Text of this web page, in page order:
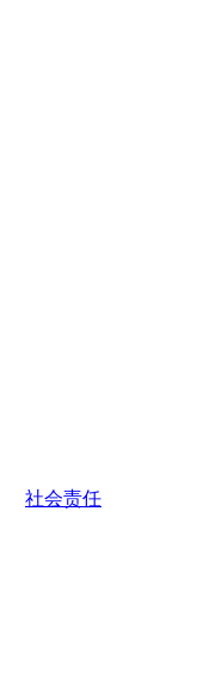
社会责任